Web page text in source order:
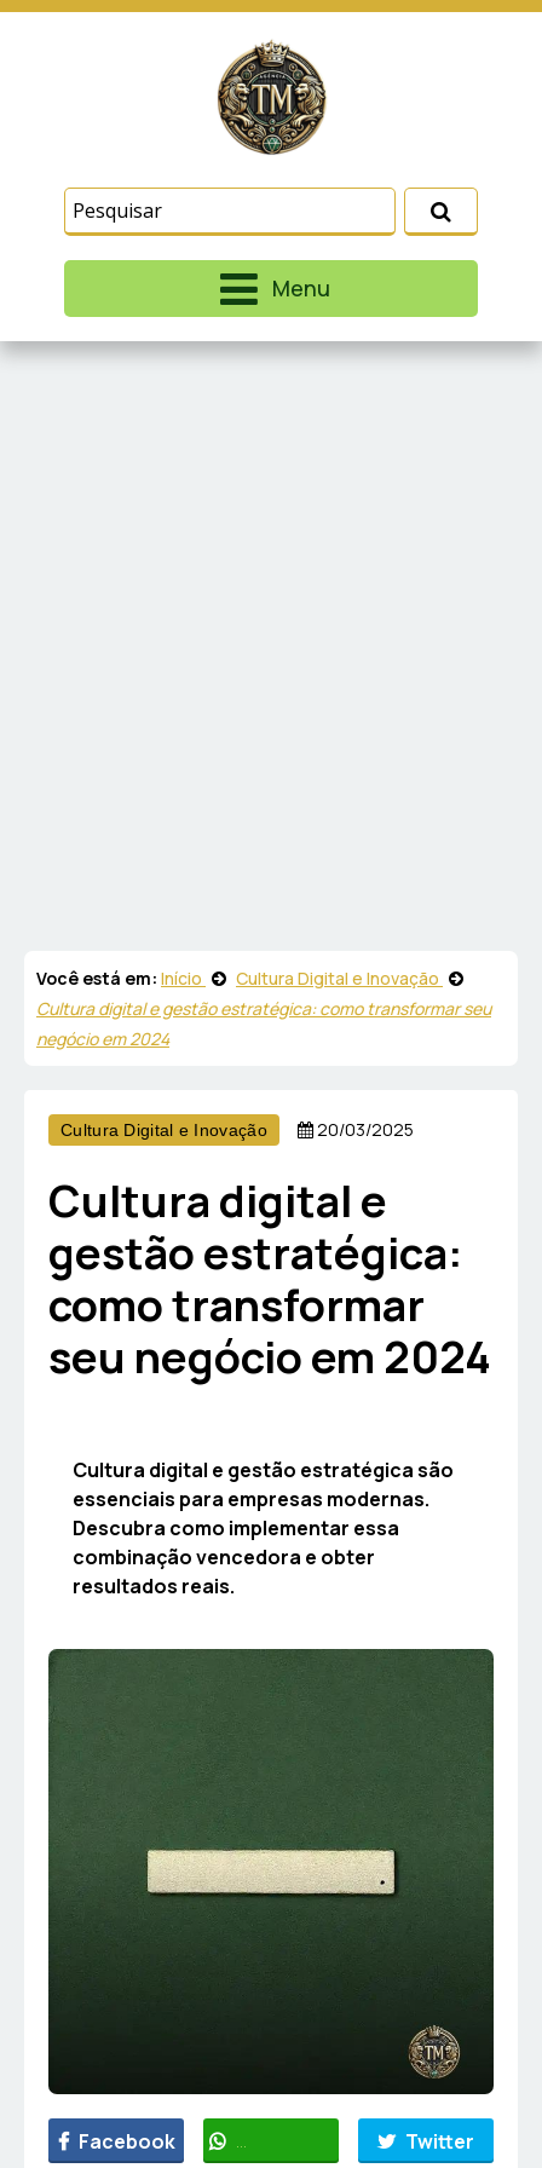
Menu
Você está em: Início
Cultura Digital e Inovação
Cultura digital e gestão estratégica: como transformar seu
negócio em 2024
Cultura Digital e Inovação 20/03/2025
Cultura digital e
gestão estratégica:
como transformar
seu negócio em 2024
Cultura digital e gestão estratégica são
essenciais para empresas modernas.
Descubra como implementar essa
combinação vencedora e obter
resultados reais.
Facebook WhatsApp Twitter
similares para lembrar e entender como você usa
nosso site, analisar seu uso de nossos produtos
e serviços, ajudar com nossos esforços de
marketing e fornecer conteúdo de terceiros. Leia
Termos e CondiçõesePolítica de